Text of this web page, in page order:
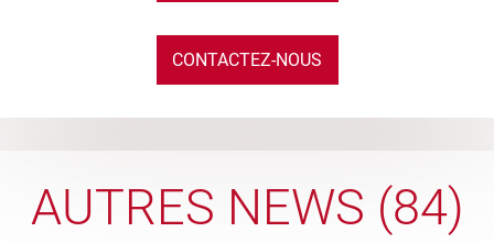
CONTACTEZ-NOUS
AUTRES NEWS (84)